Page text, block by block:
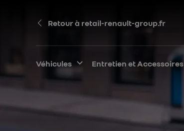
Retour à retail-renault-group.fr
Véhicules Développer le sous-menu
Entretien et Accessoires